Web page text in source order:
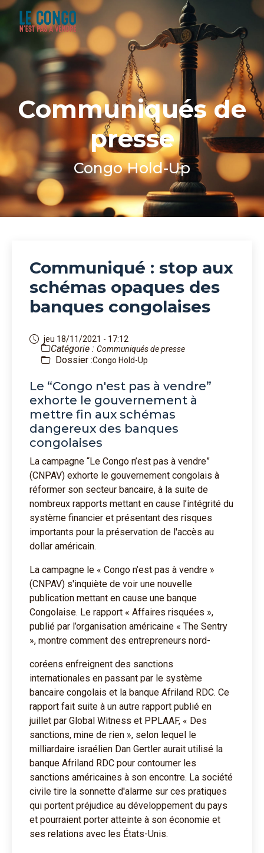
Communiqués de
presse
Congo Hold-Up
Communiqué : stop aux
schémas opaques des
banques congolaises
jeu 18/11/2021 - 17:12
Catégorie : Communiqués de presse
Dossier :Congo Hold-Up
Le “Congo n'est pas à vendre”
exhorte le gouvernement à
mettre fin aux schémas
dangereux des banques
congolaises
La campagne “Le Congo n’est pas à vendre”
(CNPAV) exhorte le gouvernement congolais à
réformer son secteur bancaire, à la suite de
nombreux rapports mettant en cause l’intégrité du
système financier et présentant des risques
importants pour la préservation de l'accès au
dollar américain.
La campagne le « Congo n’est pas à vendre »
(CNPAV) s'inquiète de voir une nouvelle
publication mettant en cause une banque
Congolaise. Le rapport « Affaires risquées »,
publié par l’organisation américaine « The Sentry
», montre comment des entrepreneurs nord-
coréens enfreignent des sanctions
internationales en passant par le système
bancaire congolais et la banque Afriland RDC. Ce
rapport fait suite à un autre rapport publié en
juillet par Global Witness et PPLAAF, « Des
sanctions, mine de rien », selon lequel le
milliardaire israélien Dan Gertler aurait utilisé la
banque Afriland RDC pour contourner les
sanctions américaines à son encontre. La société
civile tire la sonnette d'alarme sur ces pratiques
qui portent préjudice au développement du pays
et pourraient porter atteinte à son économie et
ses relations avec les États-Unis.